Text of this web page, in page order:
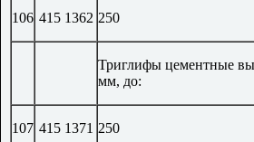
106 415 1362 250
Триглифы цементные
мм, до:
107 415 1371 250